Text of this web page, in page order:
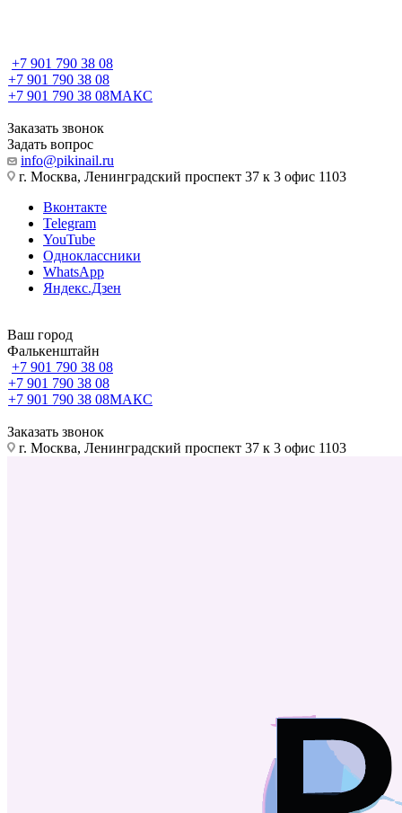
+7 901 790 38 08
+7 901 790 38 08
+7 901 790 38 08МАКС
Заказать звонок
Задать вопрос
info@pikinail.ru
г. Москва, Ленинградский проспект 37 к 3 офис 1103
Вконтакте
Telegram
YouTube
Одноклассники
WhatsApp
Яндекс.Дзен
Ваш город
Фалькенштайн
+7 901 790 38 08
+7 901 790 38 08
+7 901 790 38 08МАКС
Заказать звонок
г. Москва, Ленинградский проспект 37 к 3 офис 1103